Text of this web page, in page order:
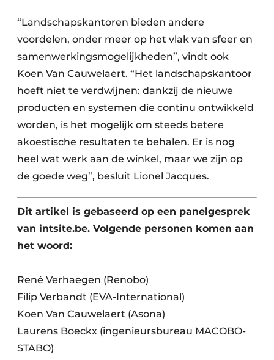
“Landschapskantoren bieden andere
voordelen, onder meer op het vlak van sfeer en
samenwerkingsmogelijkheden”, vindt ook
Koen Van Cauwelaert. “Het landschapskantoor
hoeft niet te verdwijnen: dankzij de nieuwe
producten en systemen die continu ontwikkeld
worden, is het mogelijk om steeds betere
akoestische resultaten te behalen. Er is nog
heel wat werk aan de winkel, maar we zijn op
de goede weg”, besluit Lionel Jacques.
Dit artikel is gebaseerd op een panelgesprek
van intsite.be. Volgende personen komen aan
het woord:
René Verhaegen (Renobo)
Filip Verbandt (EVA-International)
Koen Van Cauwelaert (Asona)
Laurens Boeckx (ingenieursbureau MACOBO-
STABO)